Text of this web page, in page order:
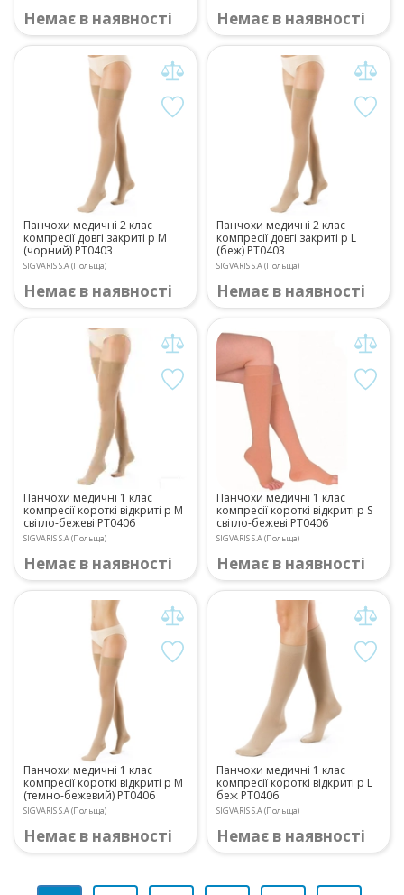
Немає в наявності Немає в наявності
Панчохи медичні 2 клас
компресії довгі закриті р M
(чорний) PT0403
SIGVARIS S.A (Польща)
Немає в наявності
Панчохи медичні 2 клас
компресії довгі закриті р L
(беж) PT0403
SIGVARIS S.A (Польща)
Немає в наявності
Панчохи медичні 1 клас
компресії короткі відкриті р М
світло-бежеві PT0406
SIGVARIS S.A (Польща)
Немає в наявності
Панчохи медичні 1 клас
компресії короткі відкриті р S
світло-бежеві PT0406
SIGVARIS S.A (Польща)
Немає в наявності
Панчохи медичні 1 клас
компресії короткі відкриті р M
(темно-бежевий) PT0406
SIGVARIS S.A (Польща)
Немає в наявності
Панчохи медичні 1 клас
компресії короткі відкриті р L
беж PT0406
SIGVARIS S.A (Польща)
Немає в наявності